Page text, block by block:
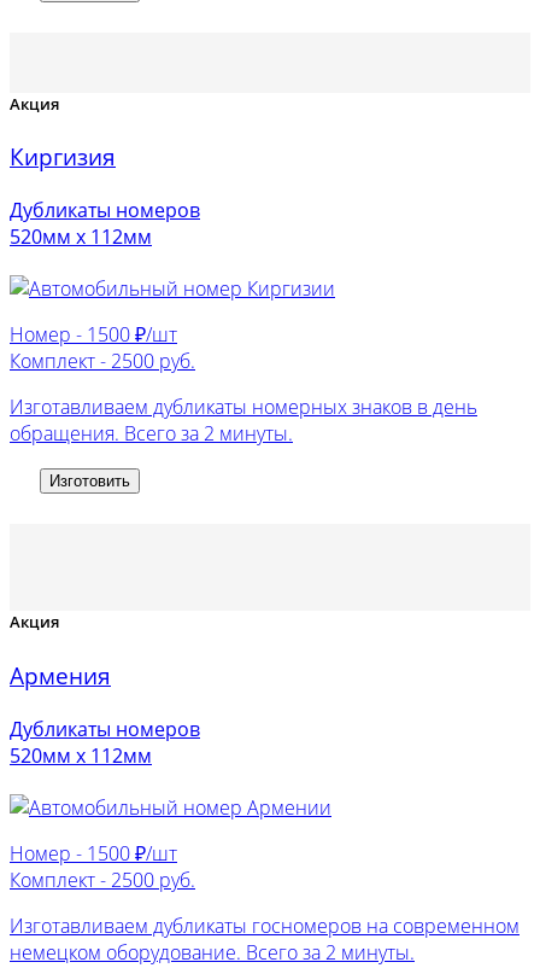
Акция
Киргизия
Дубликаты номеров
520мм х 112мм
Номер - 1500 ₽/шт
Комплект - 2500 руб.
Изготавливаем дубликаты номерных знаков в день
обращения. Всего за 2 минуты.
Изготовить
Акция
Армения
Дубликаты номеров
520мм х 112мм
Номер - 1500 ₽/шт
Комплект - 2500 руб.
Изготавливаем дубликаты госномеров на современном
немецком оборудование. Всего за 2 минуты.